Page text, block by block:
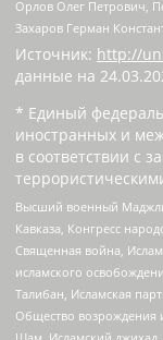
Орлов Олег Петрович,
Захаров Герман
Источник: http://
данные на
* Единый
иностранных и
в соответствии с
Высший военный
Кавказа, Конгресс
Священная война,
исламского
Талибан, Исламская
Общество возрождения